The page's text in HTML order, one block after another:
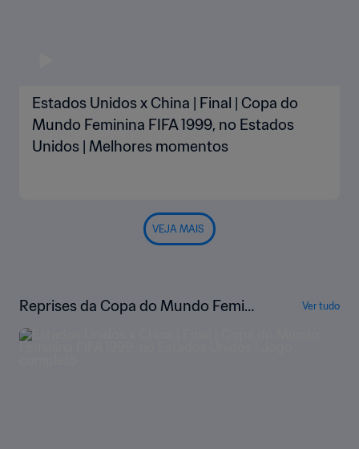
Estados Unidos x China | Final | Copa do
Mundo Feminina FIFA 1999, no Estados
Unidos | Melhores momentos
VEJA MAIS
Reprises da Copa do Mundo Femini
na da FIFA EUA 1999™
Ver tudo